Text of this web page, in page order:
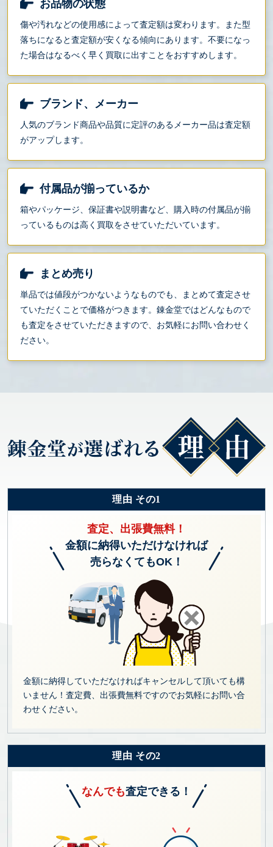
お品物の状態
傷や汚れなどの使用感によって査定額は変わります。また型
落ちになると査定額が安くなる傾向にあります。不要になっ
た場合はなるべく早く買取に出すことをおすすめします。
ブランド、メーカー
人気のブランド商品や品質に定評のあるメーカー品は査定額
がアップします。
付属品が揃っているか
箱やパッケージ、保証書や説明書など、購入時の付属品が揃
っているものは高く買取をさせていただいています。
まとめ売り
単品では値段がつかないようなものでも、まとめて査定させ
ていただくことで価格がつきます。錬金堂ではどんなもので
も査定をさせていただきますので、お気軽にお問い合わせく
ださい。
理由 その1
査定、出張費無料！
金額に納得いただけなければ
売らなくてもOK！
金額に納得していただなければキャンセルして頂いても構
いません！査定費、出張費無料ですのでお気軽にお問い合
わせください。
理由 その2
なんでも査定できる！